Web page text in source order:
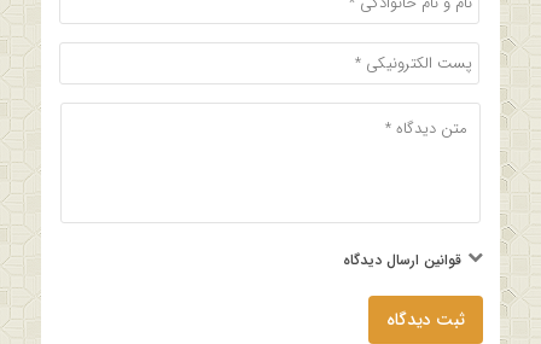
قوانین ارسال دیدگاه
ثبت دیدگاه